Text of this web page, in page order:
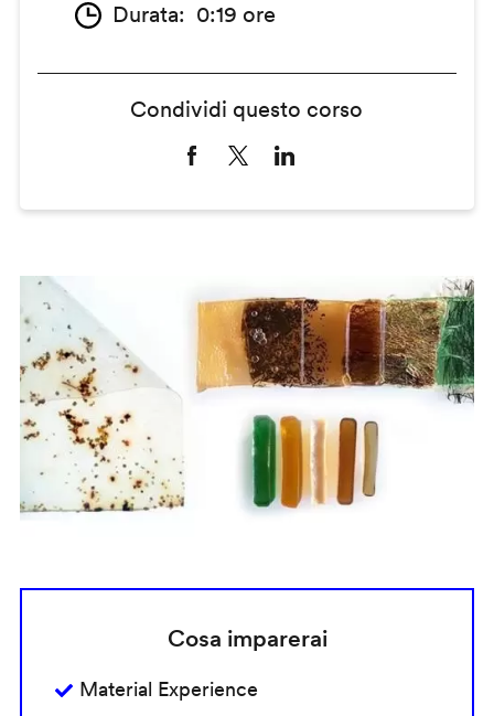
Durata 0:19 ore
Condividi questo corso
Cosa imparerai
Material Experience